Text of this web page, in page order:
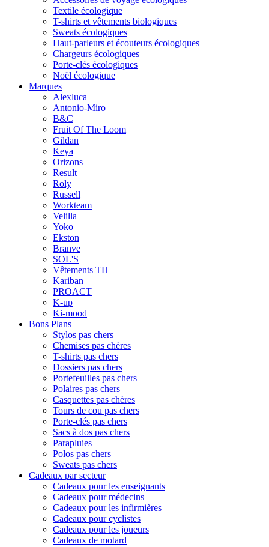
Textile écologique
T-shirts et vêtements biologiques
Sweats écologiques
Haut-parleurs et écouteurs écologiques
Chargeurs écologiques
Porte-clés écologiques
Noël écologique
Marques
Alexluca
Antonio-Miro
B&C
Fruit Of The Loom
Gildan
Keya
Orizons
Result
Roly
Russell
Workteam
Velilla
Yoko
Ekston
Branve
SOL'S
Vêtements TH
Kariban
PROACT
K-up
Ki-mood
Bons Plans
Stylos pas chers
Chemises pas chères
T-shirts pas chers
Dossiers pas chers
Portefeuilles pas chers
Polaires pas chers
Casquettes pas chères
Tours de cou pas chers
Porte-clés pas chers
Sacs à dos pas chers
Parapluies
Polos pas chers
Sweats pas chers
Cadeaux par secteur
Cadeaux pour les enseignants
Cadeaux pour médecins
Cadeaux pour les infirmières
Cadeaux pour cyclistes
Cadeaux pour les joueurs
Cadeaux de motard